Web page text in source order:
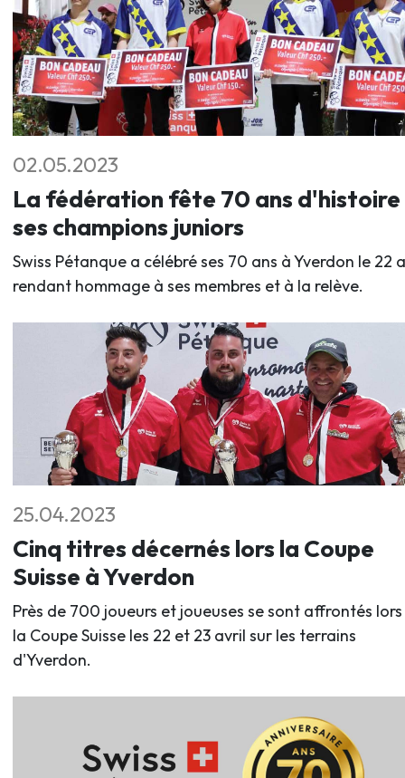
02.05.2023
La fédération fête 70 ans
ses champions juniors
Swiss Pétanque a célébré ses 70 ans à Yverdon le 22
rendant hommage à ses membres et à la relève.
25.04.2023
Cinq titres décernés lors la Coupe
Suisse à Yverdon
Près de 700 joueurs et joueuses se sont affrontés
la Coupe Suisse les 22 et 23 avril sur les terrains
d'Yverdon.